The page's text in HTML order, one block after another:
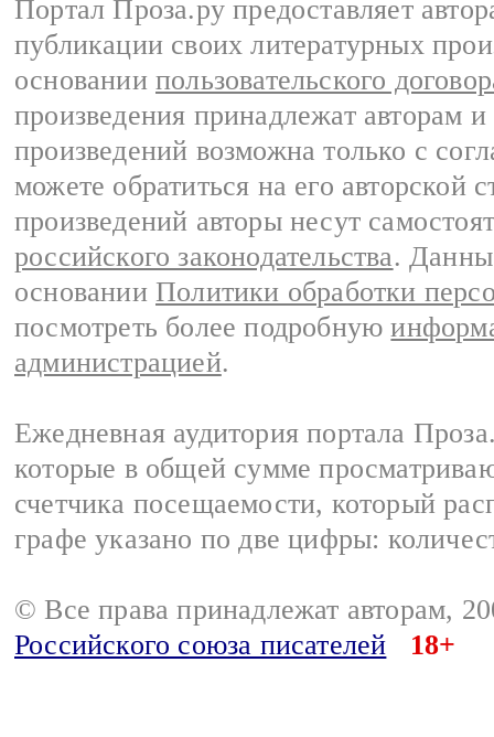
Портал Проза.ру предоставляет
публикации своих литературных
основании пользовательского
произведения принадлежат авторам
произведений возможна только с
можете обратиться на его авторской
произведений авторы несут
российского законодательства.
основании Политики обработки
посмотреть более подробную
администрацией.
Ежедневная аудитория портала
которые в общей сумме
счетчика посещаемости, который
графе указано по две цифры:
© Все права принадлежат авторам,
Российского союза писателей
18+